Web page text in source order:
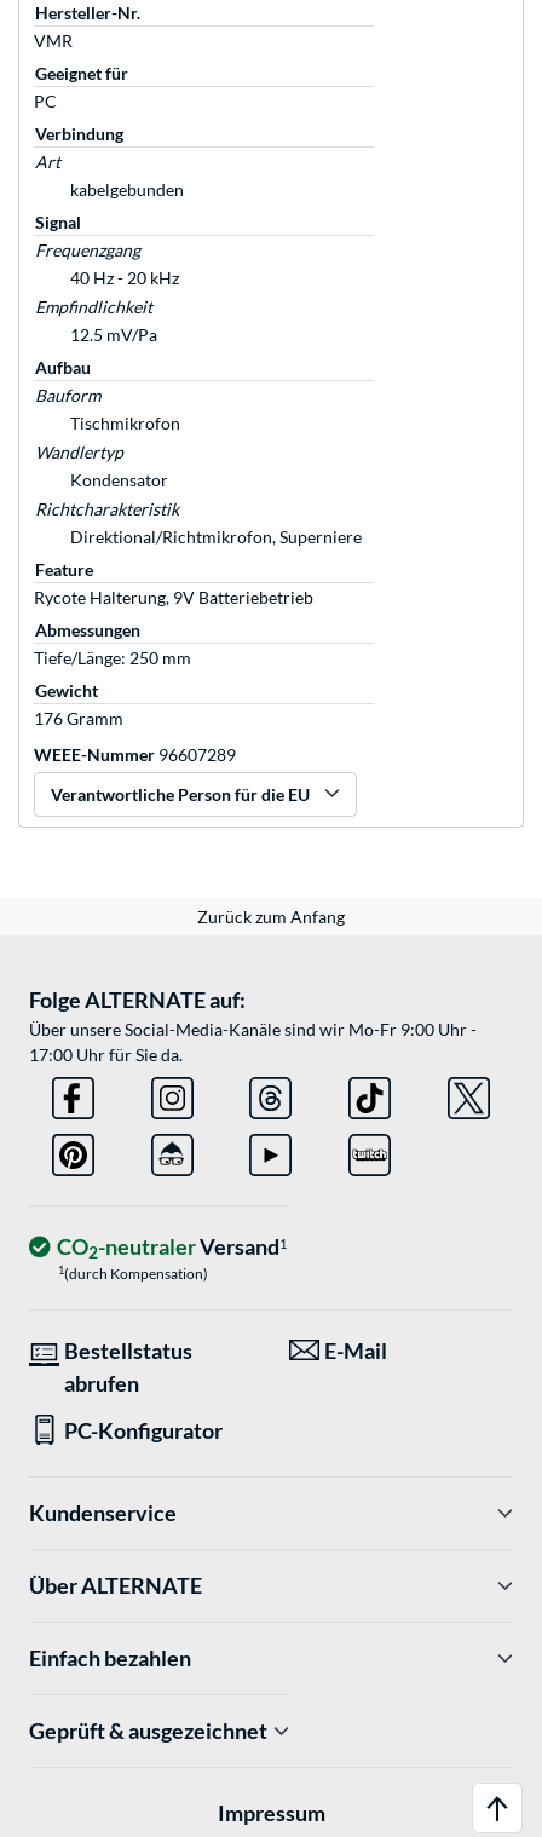
Hersteller-Nr.
VMR
Geeignet für
PC
Verbindung
Art
kabelgebunden
Signal
Frequenzgang
40 Hz - 20 kHz
Empfindlichkeit
12.5 mV/Pa
Aufbau
Bauform
Tischmikrofon
Wandlertyp
Kondensator
Richtcharakteristik
Direktional/Richtmikrofon, Superniere
Feature
Rycote Halterung, 9V Batteriebetrieb
Abmessungen
Tiefe/Länge: 250 mm
Gewicht
176 Gramm
WEEE-Nummer 96607289
Verantwortliche Person für die EU
Zurück zum Anfang
Folge ALTERNATE auf:
Über unsere Social-Media-Kanäle sind wir Mo-Fr 9:00 Uhr -
17:00 Uhr für Sie da.
CO2-neutralerVersand1
1(durch Kompensation)
Bestellstatus
abrufen
E-Mail
PC-Konfigurator
Kundenservice
Über ALTERNATE
Einfach bezahlen
Geprüft & ausgezeichnet
Impressum